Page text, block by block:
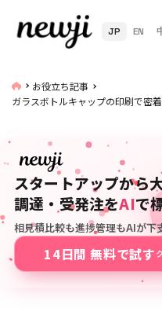
JP EN
お役立ち記事
ガラスボトルキャップの印刷で密
スタートアップから
調達・受発注をAIで
相見積比較も進捗管理もAIが下
14日間 無料で試す